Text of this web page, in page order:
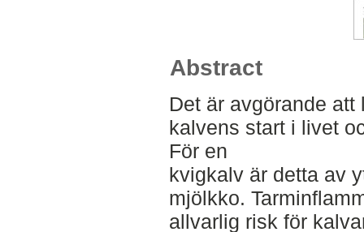
Abstract
Det är avgörande
kalvens start i livet
För en
kvigkalv är detta av
mjölkko.
allvarlig risk för